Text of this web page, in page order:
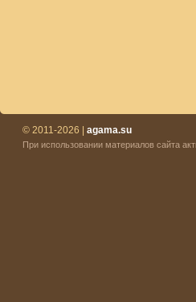
© 2011-2026 | agama.su
При использовании материалов сайта